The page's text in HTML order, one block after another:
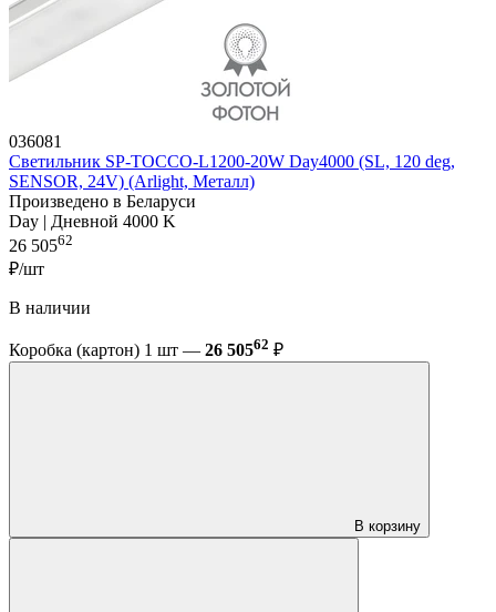
036081
Светильник SP-TOCCO-L1200-20W Day4000 (SL, 120 deg,
SENSOR, 24V) (Arlight, Металл)
Произведено в Беларуси
Day | Дневной 4000 K
26 50562
₽/шт
В наличии
Коробка (картон) 1 шт — 26 50562 ₽
В корзину